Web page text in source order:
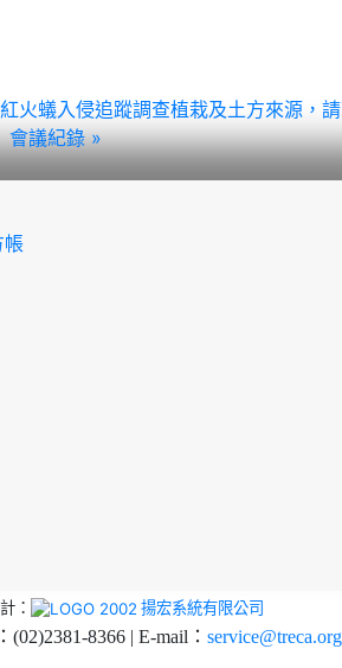
蟻入侵追蹤調查植栽及土方來源，
會議紀錄 »
： 揚宏系統有限公司
8366 | E-mail：